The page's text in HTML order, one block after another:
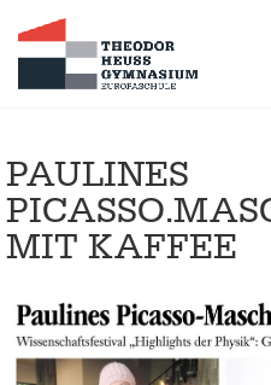
PAULINES
MIT KAFFEE